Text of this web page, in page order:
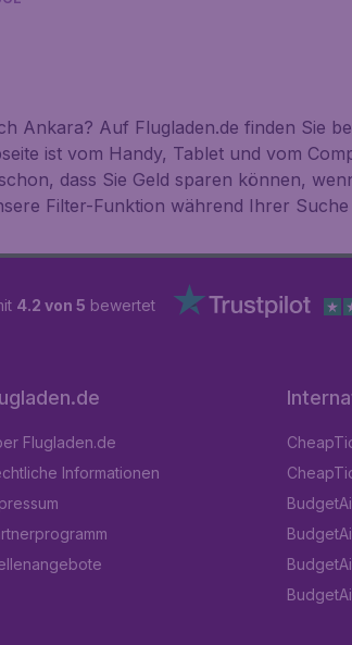
Ankara? Auf Flugladen.de finden Sie
ist vom Handy, Tablet und vom
dass Sie Geld sparen können,
Filter-Funktion während Ihrer
4.2 von 5 bewertet
Flugladen.de
Informationen